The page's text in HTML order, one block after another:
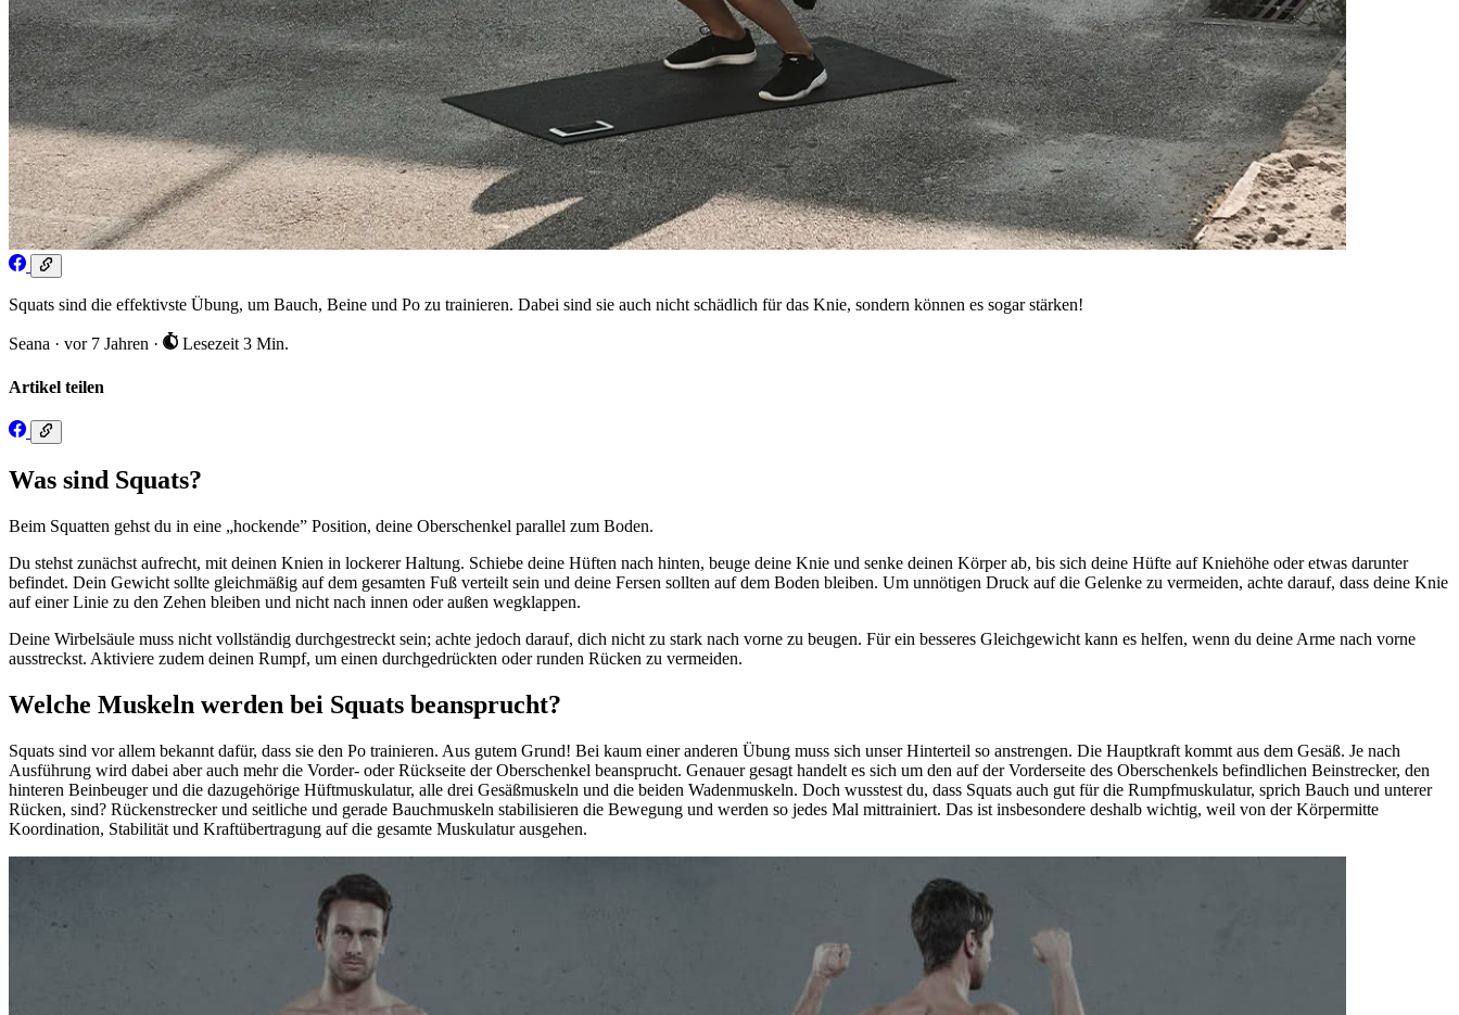
Squats sind die effektivste Übung, um Bauch, Beine und Po zu trainieren. Dabei sind sie auch nicht schädlich für das Knie, sondern können es sogar stärken!
Seana · vor 7 Jahren · Lesezeit 3 Min.
Artikel teilen
Was sind Squats?
Beim Squatten gehst du in eine „hockende” Position, deine Oberschenkel parallel zum Boden.
Du stehst zunächst aufrecht, mit deinen Knien in lockerer Haltung. Schiebe deine Hüften nach hinten, beuge deine Knie und senke deinen Körper ab, bis sich deine Hüfte auf Kniehöhe oder etwas darunter
befindet. Dein Gewicht sollte gleichmäßig auf dem gesamten Fuß verteilt sein und deine Fersen sollten auf dem Boden bleiben. Um unnötigen Druck auf die Gelenke zu vermeiden, achte darauf, dass deine Knie
auf einer Linie zu den Zehen bleiben und nicht nach innen oder außen wegklappen.
Deine Wirbelsäule muss nicht vollständig durchgestreckt sein; achte jedoch darauf, dich nicht zu stark nach vorne zu beugen. Für ein besseres Gleichgewicht kann es helfen, wenn du deine Arme nach vorne
ausstreckst. Aktiviere zudem deinen Rumpf, um einen durchgedrückten oder runden Rücken zu vermeiden.
Welche Muskeln werden bei Squats beansprucht?
Squats sind vor allem bekannt dafür, dass sie den Po trainieren. Aus gutem Grund! Bei kaum einer anderen Übung muss sich unser Hinterteil so anstrengen. Die Hauptkraft kommt aus dem Gesäß. Je nach
Ausführung wird dabei aber auch mehr die Vorder- oder Rückseite der Oberschenkel beansprucht. Genauer gesagt handelt es sich um den auf der Vorderseite des Oberschenkels befindlichen Beinstrecker, den
hinteren Beinbeuger und die dazugehörige Hüftmuskulatur, alle drei Gesäßmuskeln und die beiden Wadenmuskeln. Doch wusstest du, dass Squats auch gut für die Rumpfmuskulatur, sprich Bauch und unterer
Rücken, sind? Rückenstrecker und seitliche und gerade Bauchmuskeln stabilisieren die Bewegung und werden so jedes Mal mittrainiert. Das ist insbesondere deshalb wichtig, weil von der Körpermitte
Koordination, Stabilität und Kraftübertragung auf die gesamte Muskulatur ausgehen.